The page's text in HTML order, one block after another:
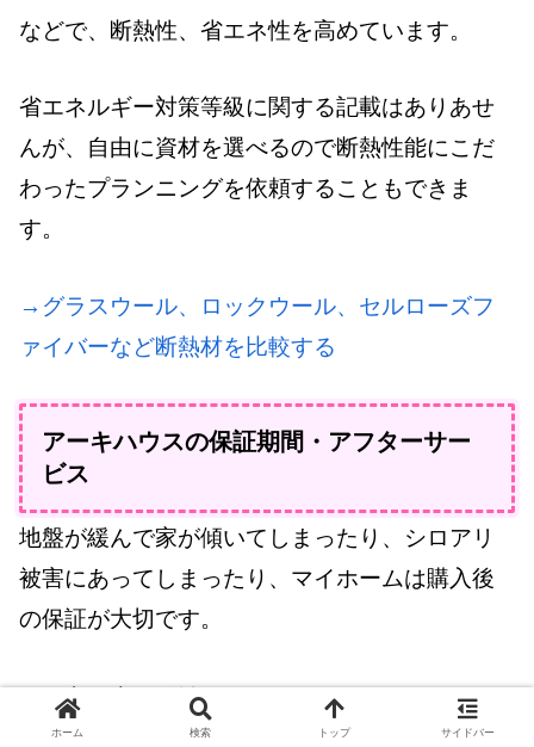
などで、断熱性、省エネ性を高めています。
省エネルギー対策等級に関する記載はありあせ
んが、自由に資材を選べるので断熱性能にこだ
わったプランニングを依頼することもできま
す。
→グラスウール、ロックウール、セルローズフ
ァイバーなど断熱材を比較する
アーキハウスの保証期間・アフターサー
ビス
地盤が緩んで家が傾いてしまったり、シロアリ
被害にあってしまったり、マイホームは購入後
の保証が大切です。
アーキハウスでは、
ホーム 検索 トップ サイドバー